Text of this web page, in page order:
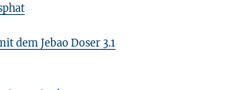
dem Jebao Doser 3.1